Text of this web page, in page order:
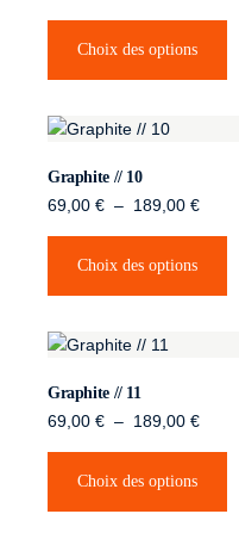
Choix des options
Graphite // 10
69,00 € – 189,00 €
Choix des options
Graphite // 11
69,00 € – 189,00 €
Choix des options